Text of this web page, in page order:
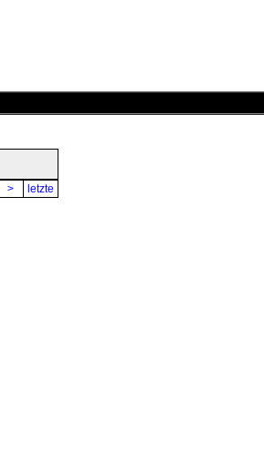
>
letzte